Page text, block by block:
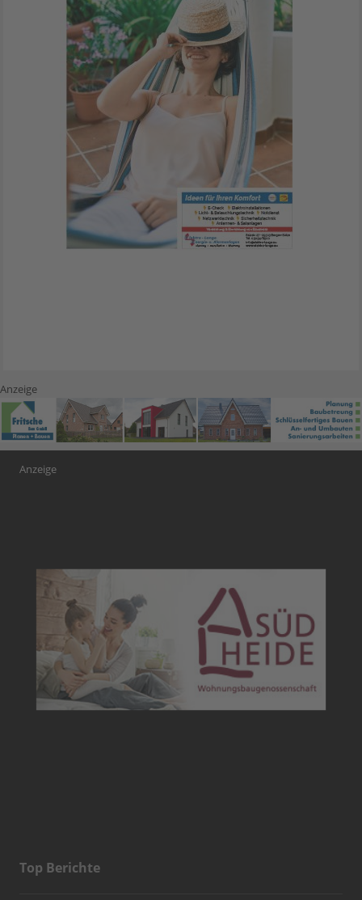
Anzeige
Anzeige
Top Berichte